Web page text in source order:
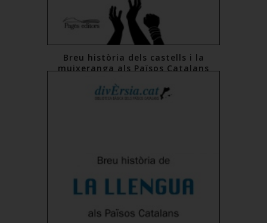
Breu història dels castells i la
muixeranga als Països Catalans
16,00 €